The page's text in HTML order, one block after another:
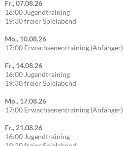
Fr., 07.08.26
16:00 Jugendtraining
19:30 freier Spielabend
Mo., 10.08.26
17:00 Erwachsenentraining (Anfänger)
Fr., 14.08.26
16:00 Jugendtraining
19:30 freier Spielabend
Mo., 17.08.26
17:00 Erwachsenentraining (Anfänger)
Fr., 21.08.26
16:00 Jugendtraining